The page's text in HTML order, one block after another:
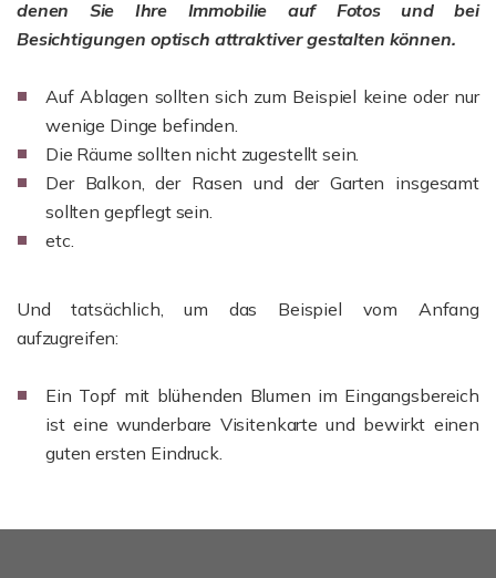
denen Sie Ihre Immobilie auf Fotos und bei
Besichtigungen optisch attraktiver gestalten können.
Auf Ablagen sollten sich zum Beispiel keine oder nur
wenige Dinge befinden.
Die Räume sollten nicht zugestellt sein.
Der Balkon, der Rasen und der Garten insgesamt
sollten gepflegt sein.
etc.
Und tatsächlich, um das Beispiel vom Anfang
aufzugreifen:
Ein Topf mit blühenden Blumen im Eingangsbereich
ist eine wunderbare Visitenkarte und bewirkt einen
guten ersten Eindruck.